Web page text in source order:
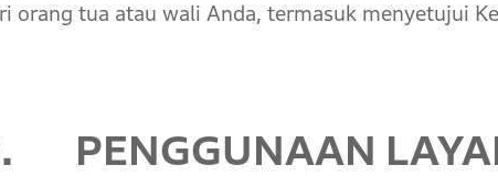
orang tua atau wali Anda, termasuk menyetujui
PENGGUNAAN